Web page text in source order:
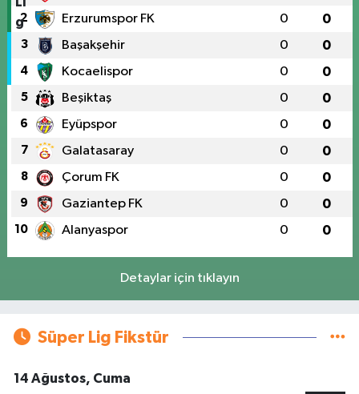
2 Erzurumspor FK 0 0
3 Başakşehir 0 0
4 Kocaelispor 0 0
5 Beşiktaş 0 0
6 Eyüpspor 0 0
7 Galatasaray 0 0
8 Çorum FK 0 0
9 Gaziantep FK 0 0
10 Alanyaspor 0 0
Detaylar için tıklayın
Süper Lig Fikstür
14 Ağustos, Cuma